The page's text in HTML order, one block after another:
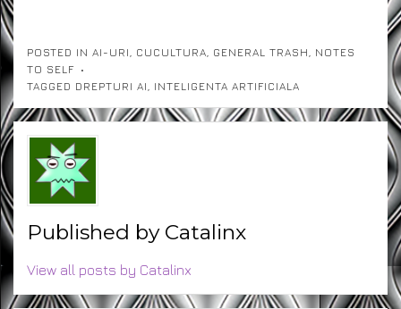
POSTED IN AI-URI, CUCULTURA, GENERAL TRASH, NOTES
TO SELF
TAGGED DREPTURI AI, INTELIGENTA ARTIFICIALA
Published by Catalinx
View all posts by Catalinx